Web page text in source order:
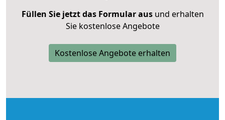
Füllen Sie jetzt das Formular ausund erhalten
Sie kostenlose Angebote
Kostenlose Angebote erhalten